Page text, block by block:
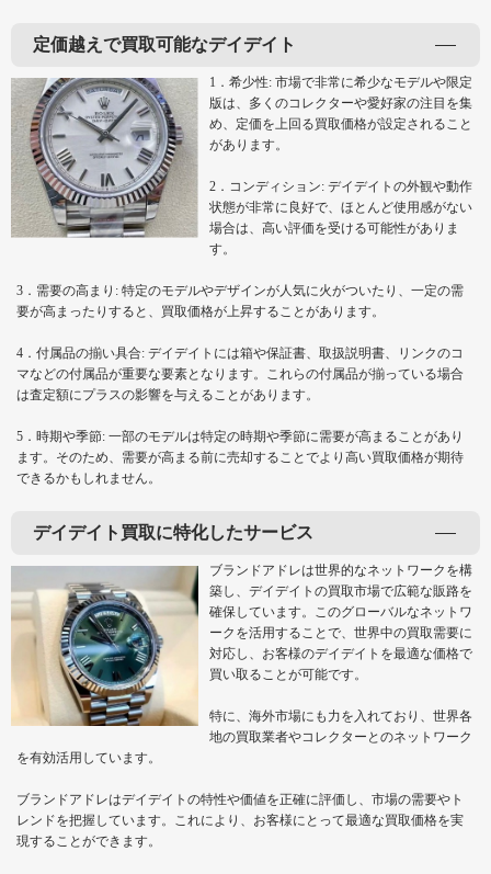
定価越えで買取可能なデイデイト
1．希少性: 市場で非常に希少なモデルや限定
版は、多くのコレクターや愛好家の注目を集
め、定価を上回る買取価格が設定されること
があります。
2．コンディション: デイデイトの外観や動作
状態が非常に良好で、ほとんど使用感がない
場合は、高い評価を受ける可能性がありま
す。
3．需要の高まり: 特定のモデルやデザインが人気に火がついたり、一定の需
要が高まったりすると、買取価格が上昇することがあります。
4．付属品の揃い具合: デイデイトには箱や保証書、取扱説明書、リンクのコ
マなどの付属品が重要な要素となります。これらの付属品が揃っている場合
は査定額にプラスの影響を与えることがあります。
5．時期や季節: 一部のモデルは特定の時期や季節に需要が高まることがあり
ます。そのため、需要が高まる前に売却することでより高い買取価格が期待
できるかもしれません。
デイデイト買取に特化したサービス
ブランドアドレは世界的なネットワークを構
築し、デイデイトの買取市場で広範な販路を
確保しています。このグローバルなネットワ
ークを活用することで、世界中の買取需要に
対応し、お客様のデイデイトを最適な価格で
買い取ることが可能です。
特に、海外市場にも力を入れており、世界各
地の買取業者やコレクターとのネットワーク
を有効活用しています。
ブランドアドレはデイデイトの特性や価値を正確に評価し、市場の需要やト
レンドを把握しています。これにより、お客様にとって最適な買取価格を実
現することができます。